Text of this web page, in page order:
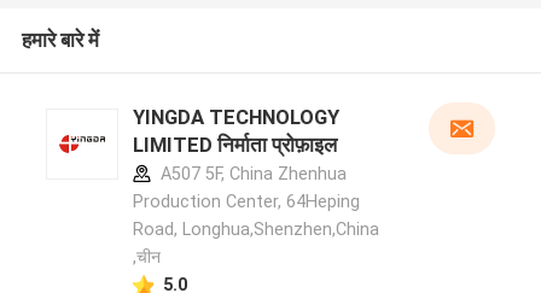
हमारे बारे में
YINGDA TECHNOLOGY
LIMITED निर्माता प्रोफ़ाइल
A507 5F, China Zhenhua
Production Center, 64Heping
Road, Longhua,Shenzhen,China
,चीन
5.0